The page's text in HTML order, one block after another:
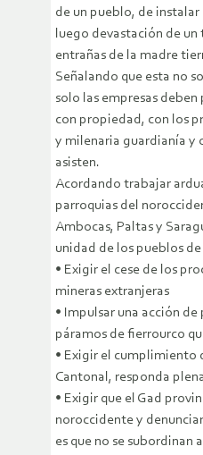
de un pueblo, de
luego devastación de
entrañas de la madre
Señalando que esta no
solo las empresas
con propiedad, con los
y milenaria guardianía y
asisten.
Acordando trabajar
parroquias del
Ambocas, Paltas y
unidad de los pueblos de
• Exigir el cese de los
mineras extranjeras
• Impulsar una acción
páramos de fierrourco
• Exigir el cumplimiento
Cantonal, responda
• Exigir que el Gad
noroccidente y
es que no se subordinan